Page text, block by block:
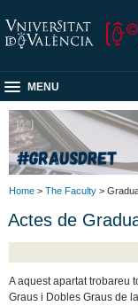
MENU
Home > The Faculty >
Actes de
A aquest apartat trobareu
Graus i Dobles Graus de